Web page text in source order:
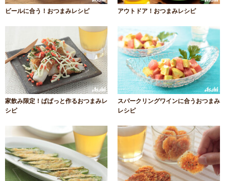
ビールに合う！おつまみレシピ アウトドア！おつまみレシピ
家飲み限定！ぱぱっと作るおつまみレ
シピ
スパークリングワインに合うおつまみ
レシピ